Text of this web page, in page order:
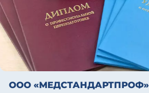
ООО «МЕДСТАНДАРТПРОФ»